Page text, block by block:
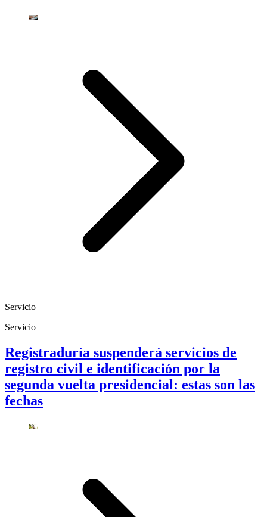
Servicio
Servicio
Registraduría suspenderá servicios de
registro civil e identificación por la
segunda vuelta presidencial: estas son las
fechas